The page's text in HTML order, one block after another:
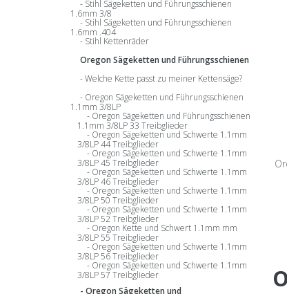
Stihl Sägeketten und Führungsschienen
1.6mm 3/8
Stihl Sägeketten und Führungsschienen
1.6mm .404
Stihl Kettenräder
Oregon Sägeketten und Führungsschienen
Welche Kette passt zu meiner Kettensäge?
Oregon Sägeketten und Führungsschienen
1.1mm 3/8LP
Oregon Sägeketten und Führungsschienen
1.1mm 3/8LP 33 Treibglieder
Oregon Sägeketten und Schwerte 1.1mm
3/8LP 44 Treibglieder
Oregon Sägeketten und Schwerte 1.1mm
3/8LP 45 Treibglieder
Oregon Sägeketten und Schwerte 1.1mm
3/8LP 46 Treibglieder
Oregon Sägeketten und Schwerte 1.1mm
3/8LP 50 Treibglieder
Oregon Sägeketten und Schwerte 1.1mm
3/8LP 52 Treibglieder
Oregon Kette und Schwert 1.1mm mm
3/8LP 55 Treibglieder
Oregon Sägeketten und Schwerte 1.1mm
3/8LP 56 Treibglieder
Oregon Sägeketten und Schwerte 1.1mm
3/8LP 57 Treibglieder
Oregon Sägeketten und